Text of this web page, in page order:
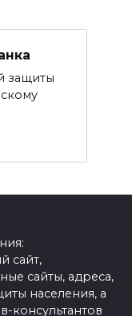
защиты
сайт,
сайты, адреса,
населения, а
консультантов